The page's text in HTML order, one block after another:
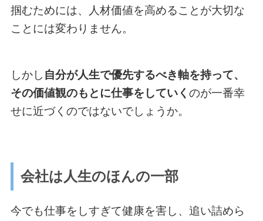
掴むためには、人材価値を高めることが大切な
ことには変わりません。
しかし 自分が人生で優先するべき軸を持って、
その価値観のもとに仕事をしていく のが一番幸
せに近づくのではないでしょうか。
会社は人生のほんの一部
今でも仕事をしすぎて健康を害し、追い詰めら